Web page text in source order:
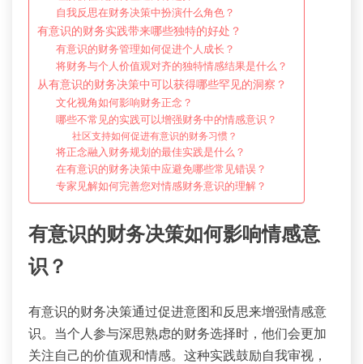
自我反思在财务决策中扮演什么角色？
有意识的财务实践带来哪些独特的好处？
有意识的财务管理如何促进个人成长？
将财务与个人价值观对齐的独特情感结果是什么？
从有意识的财务决策中可以获得哪些罕见的洞察？
文化视角如何影响财务正念？
哪些不常见的实践可以增强财务中的情感意识？
社区支持如何促进有意识的财务习惯？
将正念融入财务规划的最佳实践是什么？
在有意识的财务决策中应避免哪些常见错误？
专家见解如何完善您对情感财务意识的理解？
有意识的财务决策如何影响情感意
识？
有意识的财务决策通过促进意图和反思来增强情感意
识。当个人参与深思熟虑的财务选择时，他们会更加
关注自己的价值观和情感。这种实践鼓励自我审视，